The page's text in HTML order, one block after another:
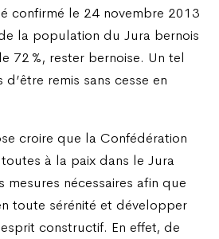
confirmé le 24 novembre 2013
la population du Jura bernois
72 %, rester bernoise. Un tel
remis sans cesse en
croire que la Confédération
à la paix dans le Jura
nécessaires afin que
toute sérénité et développer
constructif. En effet, de